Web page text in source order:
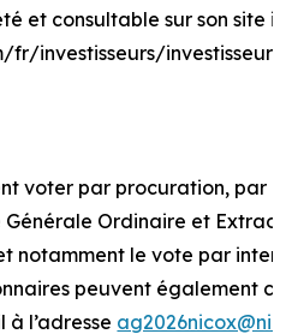
et consultable sur son site
fr/investisseurs/
voter par procuration, par
Générale Ordinaire et
notamment le vote par
peuvent également
l’adresse